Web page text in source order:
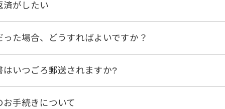
済がしたい
た場合、どうすればよいですか？
いつごろ郵送されますか?
手続きについて